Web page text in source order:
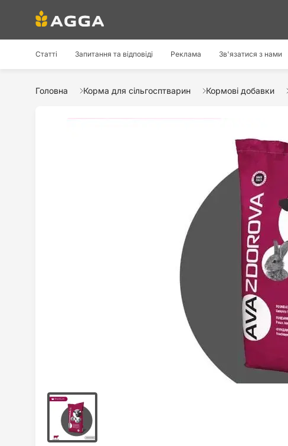
Статті Запитання та відповіді Реклама Зв'язатися з нами
Головна Корма для сільгосптварин Кормові добавки